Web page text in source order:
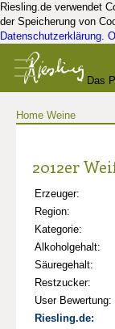
Riesling.de verwendet
der Speicherung von
Datenschutzerklärung.
Das
Home Weine
2012er
Erzeuger:
Region:
Kategorie:
Alkoholgehalt:
Säuregehalt:
Restzucker:
User Bewertung:
Riesling.de: